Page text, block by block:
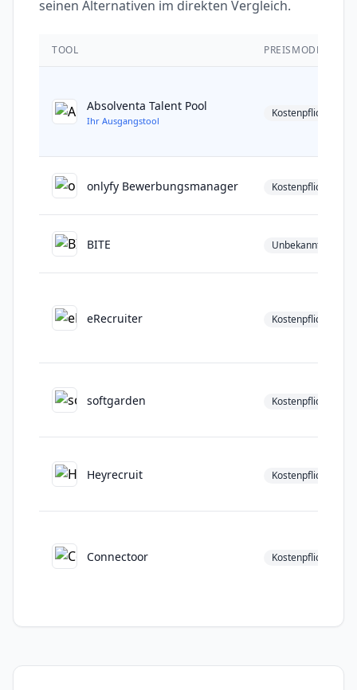
seinen Alternativen im direkten Vergleich.
TOOL PREISMODELL
Absolventa Talent Pool
Ihr Ausgangstool
Kostenpflichtig
onlyfy Bewerbungsmanager Kostenpflichtig
BITE Unbekannt
eRecruiter Kostenpflichtig
softgarden Kostenpflichtig
Heyrecruit Kostenpflichtig
Connectoor Kostenpflichtig